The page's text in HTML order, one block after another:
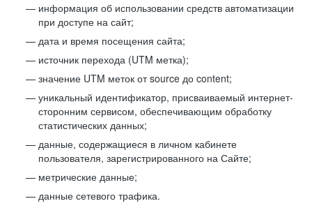
информация об использовании средств автоматизации
при доступе на сайт;
дата и время посещения сайта;
источник перехода (UTM метка);
значение UTM меток от source до content;
уникальный идентификатор, присваиваемый интернет-
сторонним сервисом, обеспечивающим обработку
статистических данных;
данные, содержащиеся в личном кабинете
пользователя, зарегистрированного на Сайте;
метрические данные;
данные сетевого трафика.